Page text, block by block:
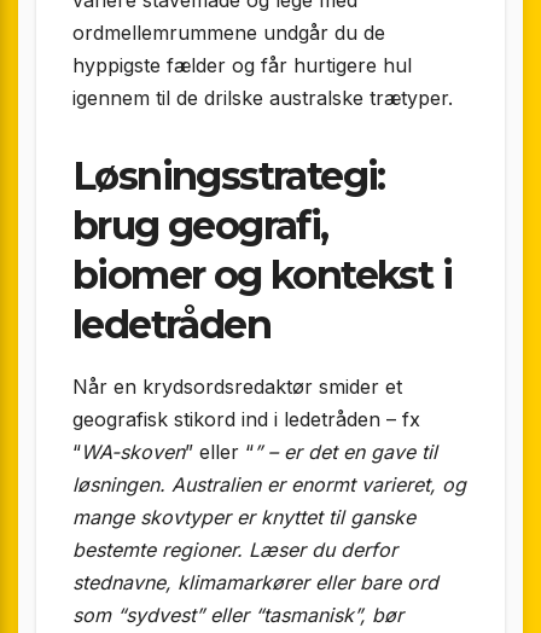
ordmellemrummene undgår du de
hyppigste fælder og får hurtigere hul
igennem til de drilske australske trætyper.
Løsningsstrategi:
brug geografi,
biomer og kontekst i
ledetråden
Når en krydsords­redaktør smider et
geografisk stikord ind i ledetråden – fx
“WA-skoven” eller “” – er det en gave til
løsningen. Australien er enormt varieret, og
mange skovtyper er knyttet til ganske
bestemte regioner. Læser du derfor
stednavne, klima­markører eller bare ord
som “sydvest” eller “tasmanisk”, bør